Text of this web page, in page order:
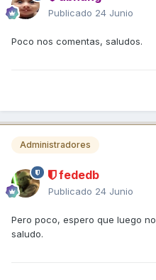
Publicado 24 Junio
Poco nos comentas, saludos.
Administradores
fededb
Publicado 24 Junio
Pero poco, espero que luego
saludo.